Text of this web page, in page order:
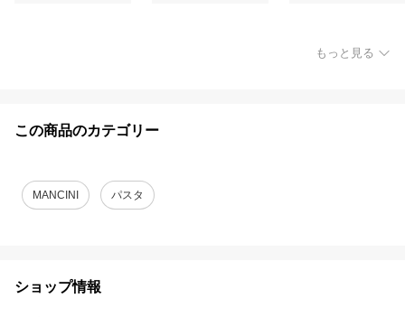
もっと見る
この商品のカテゴリー
MANCINI パスタ
ショップ情報